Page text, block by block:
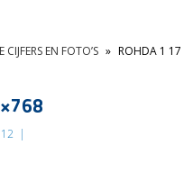
EN FOTO’S » ROHDA 1 17
|